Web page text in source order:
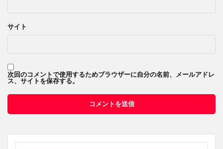
サイト
次回のコメントで使用するためブラウザーに自分の名前、メールアドレ
ス、サイトを保存する。